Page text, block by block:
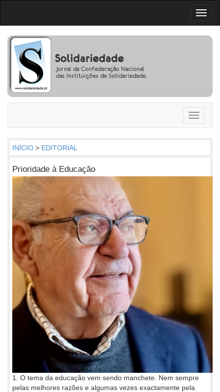
Toggle
INÍCIO > EDITORIAL
Prioridade à Educação
1. O tema da educação vem sendo manchete. Nem sempre
pelas melhores razões e algumas vezes exactamente pela